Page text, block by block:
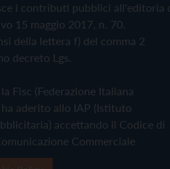
i contributi pubblici all'editoria
15 maggio 2017, n. 70.
della lettera f) del comma 2
decreto Lgs.
Fisc (Federazione Italiana
aderito allo IAP (Istituto
accettando il Codice di
Commerciale